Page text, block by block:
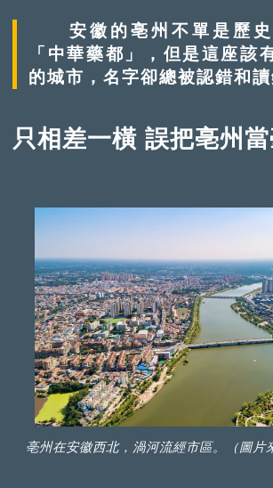
安徽的亳州不單是歷史
「中華藥都」，但是這座該
的城市，名字卻總被認錯和
只相差一橫 誤把亳州當
亳州在安徽西北，渦河流經市區。（圖片